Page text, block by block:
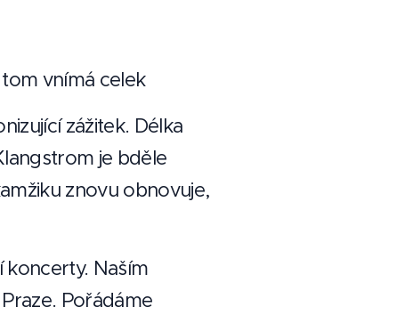
vnímá celek
zážitek. Délka
je bděle
znovu obnovuje,
Naším
Pořádáme